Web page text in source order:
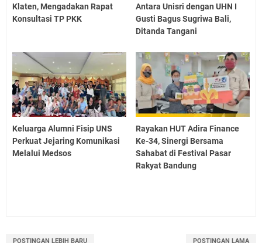
Klaten, Mengadakan Rapat
Konsultasi TP PKK
Antara Unisri dengan UHN I
Gusti Bagus Sugriwa Bali,
Ditanda Tangani
Keluarga Alumni Fisip UNS
Perkuat Jejaring Komunikasi
Melalui Medsos
Rayakan HUT Adira Finance
Ke-34, Sinergi Bersama
Sahabat di Festival Pasar
Rakyat Bandung
POSTINGAN LEBIH BARU POSTINGAN LAMA